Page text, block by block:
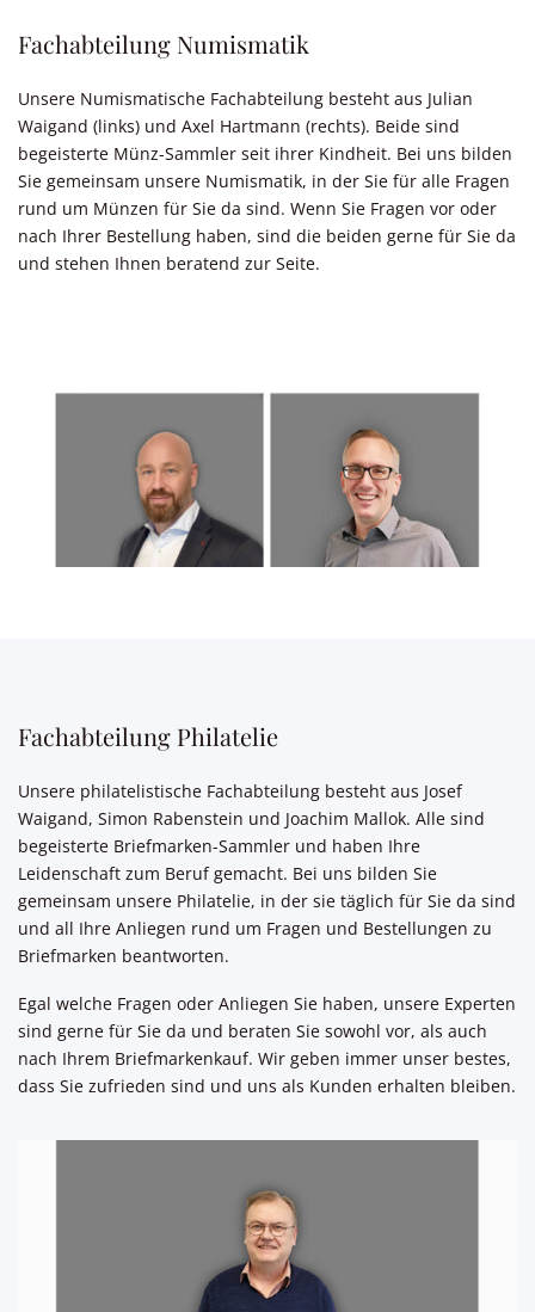
Fachabteilung Numismatik
Unsere Numismatische Fachabteilung besteht aus Julian
Waigand (links) und Axel Hartmann (rechts). Beide sind
begeisterte Münz-Sammler seit ihrer Kindheit. Bei uns bilden
Sie gemeinsam unsere Numismatik, in der Sie für alle Fragen
rund um Münzen für Sie da sind. Wenn Sie Fragen vor oder
nach Ihrer Bestellung haben, sind die beiden gerne für Sie da
und stehen Ihnen beratend zur Seite.
Fachabteilung Philatelie
Unsere philatelistische Fachabteilung besteht aus Josef
Waigand, Simon Rabenstein und Joachim Mallok. Alle sind
begeisterte Briefmarken-Sammler und haben Ihre
Leidenschaft zum Beruf gemacht. Bei uns bilden Sie
gemeinsam unsere Philatelie, in der sie täglich für Sie da sind
und all Ihre Anliegen rund um Fragen und Bestellungen zu
Briefmarken beantworten.
Egal welche Fragen oder Anliegen Sie haben, unsere Experten
sind gerne für Sie da und beraten Sie sowohl vor, als auch
nach Ihrem Briefmarkenkauf. Wir geben immer unser bestes,
dass Sie zufrieden sind und uns als Kunden erhalten bleiben.